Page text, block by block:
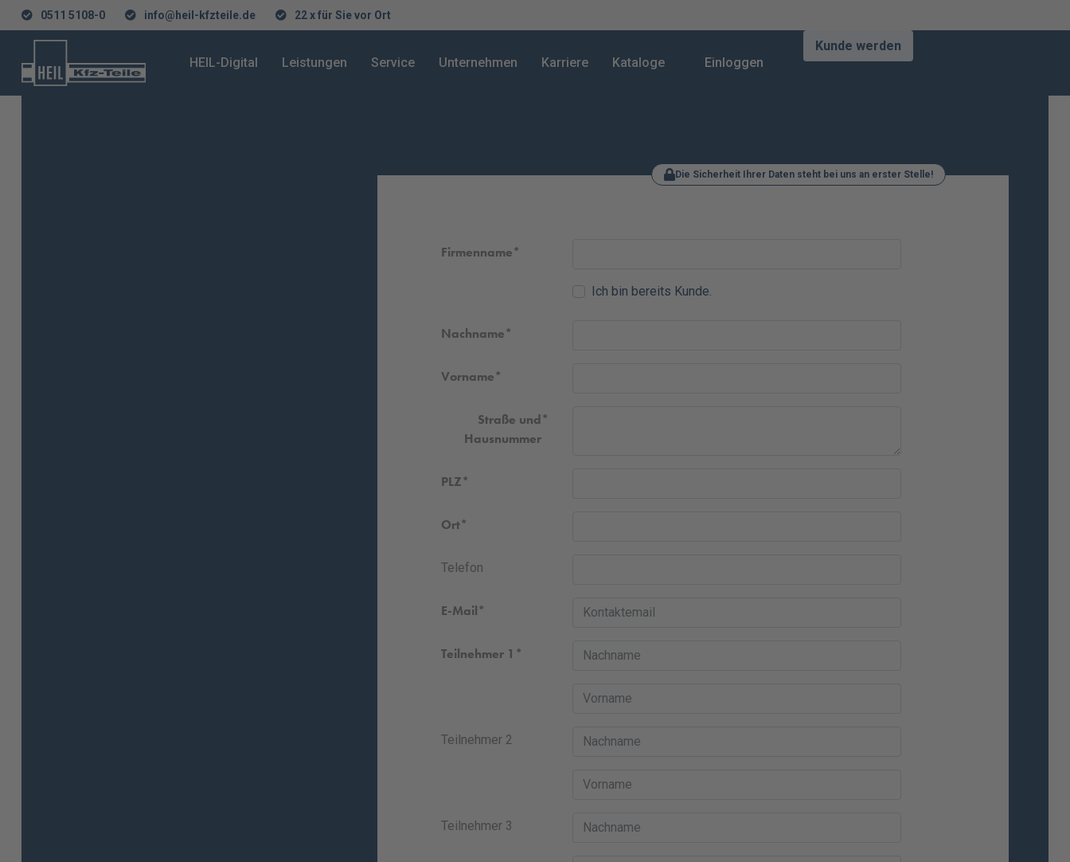
0511 5108-0 info@heil-kfzteile.de 22 x für Sie vor Ort
HEIL-Digital Leistungen Service Unternehmen Karriere Kataloge Einloggen
Kunde werden
Die Sicherheit Ihrer Daten steht bei uns an erster Stelle!
Firmenname
Ich bin bereits Kunde.
Nachname
Vorname
Straße und
Hausnummer
PLZ
Ort
Telefon
E-Mail
Teilnehmer 1
Teilnehmer 2
Teilnehmer 3